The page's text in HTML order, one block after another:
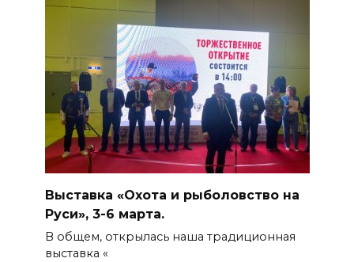
Выставка «Охота и рыболовство на
Руси», 3-6 марта.
В общем, открылась наша традиционная
выставка «